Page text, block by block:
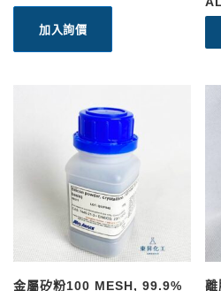
加入詢價
金屬矽粉100 MESH, 99.9%